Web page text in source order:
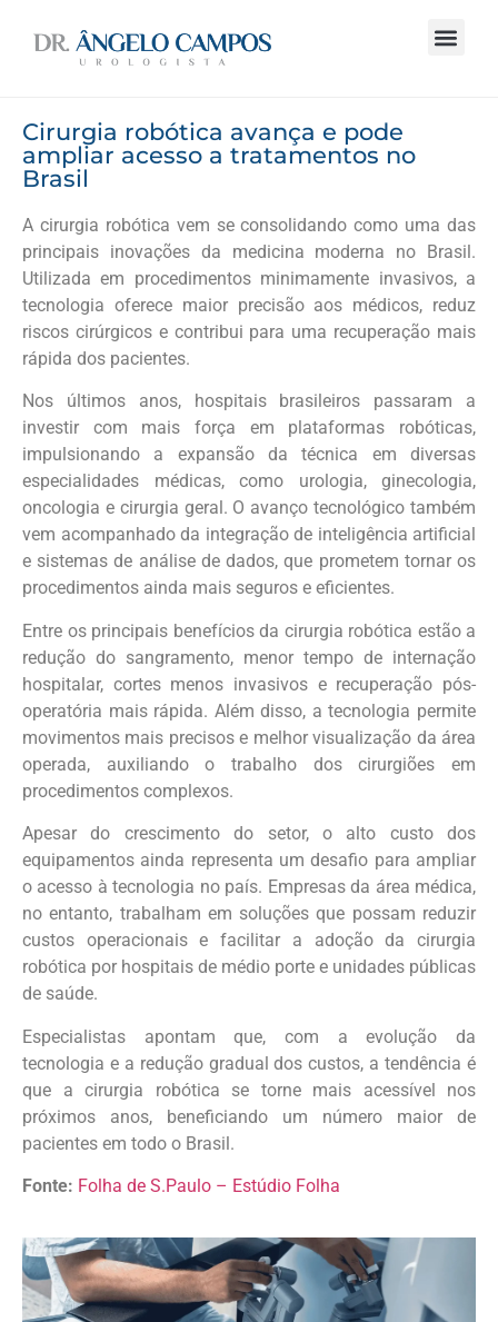
Cirurgia robótica avança e pode
ampliar acesso a tratamentos no
Brasil
A cirurgia robótica vem se consolidando como uma das
principais inovações da medicina moderna no Brasil.
Utilizada em procedimentos minimamente invasivos, a
tecnologia oferece maior precisão aos médicos, reduz
riscos cirúrgicos e contribui para uma recuperação mais
rápida dos pacientes.
Nos últimos anos, hospitais brasileiros passaram a
investir com mais força em plataformas robóticas,
impulsionando a expansão da técnica em diversas
especialidades médicas, como urologia, ginecologia,
oncologia e cirurgia geral. O avanço tecnológico também
vem acompanhado da integração de inteligência artificial
e sistemas de análise de dados, que prometem tornar os
procedimentos ainda mais seguros e eficientes.
Entre os principais benefícios da cirurgia robótica estão a
redução do sangramento, menor tempo de internação
hospitalar, cortes menos invasivos e recuperação pós-
operatória mais rápida. Além disso, a tecnologia permite
movimentos mais precisos e melhor visualização da área
operada, auxiliando o trabalho dos cirurgiões em
procedimentos complexos.
Apesar do crescimento do setor, o alto custo dos
equipamentos ainda representa um desafio para ampliar
o acesso à tecnologia no país. Empresas da área médica,
no entanto, trabalham em soluções que possam reduzir
custos operacionais e facilitar a adoção da cirurgia
robótica por hospitais de médio porte e unidades públicas
de saúde.
Especialistas apontam que, com a evolução da
tecnologia e a redução gradual dos custos, a tendência é
que a cirurgia robótica se torne mais acessível nos
próximos anos, beneficiando um número maior de
pacientes em todo o Brasil.
Fonte: Folha de S.Paulo – Estúdio Folha